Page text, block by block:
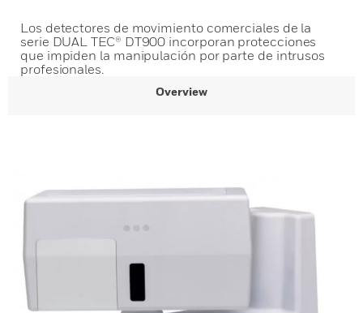
Los detectores de movimiento comerciales de la
serie DUAL TEC® DT900 incorporan protecciones
que impiden la manipulación por parte de intrusos
profesionales.
Overview